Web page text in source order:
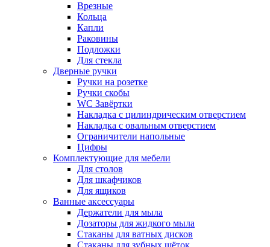
Врезные
Кольца
Капли
Раковины
Подложки
Для стекла
Дверные ручки
Ручки на розетке
Ручки скобы
WC Завёртки
Накладка с цилиндрическим отверстием
Накладка с овальным отверстием
Ограничители напольные
Цифры
Комплектующие для мебели
Для столов
Для шкафчиков
Для ящиков
Ванные аксессуары
Держатели для мыла
Дозаторы для жидкого мыла
Стаканы для ватных дисков
Стаканы для зубных щёток